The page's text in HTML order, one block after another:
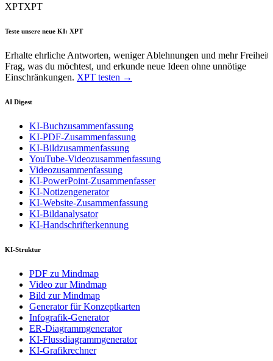
XPTXPT
Teste unsere neue KI: XPT
Erhalte ehrliche Antworten, weniger Ablehnungen und mehr Freiheit.
Frag, was du möchtest, und erkunde neue Ideen ohne unnötige
Einschränkungen. XPT testen →
AI Digest
KI-Buchzusammenfassung
KI-PDF-Zusammenfassung
KI-Bildzusammenfassung
YouTube-Videozusammenfassung
Videozusammenfassung
KI-PowerPoint-Zusammenfasser
KI-Notizengenerator
KI-Website-Zusammenfassung
KI-Bildanalysator
KI-Handschrifterkennung
KI-Struktur
PDF zu Mindmap
Video zur Mindmap
Bild zur Mindmap
Generator für Konzeptkarten
Infografik-Generator
ER-Diagrammgenerator
KI-Flussdiagrammgenerator
KI-Grafikrechner